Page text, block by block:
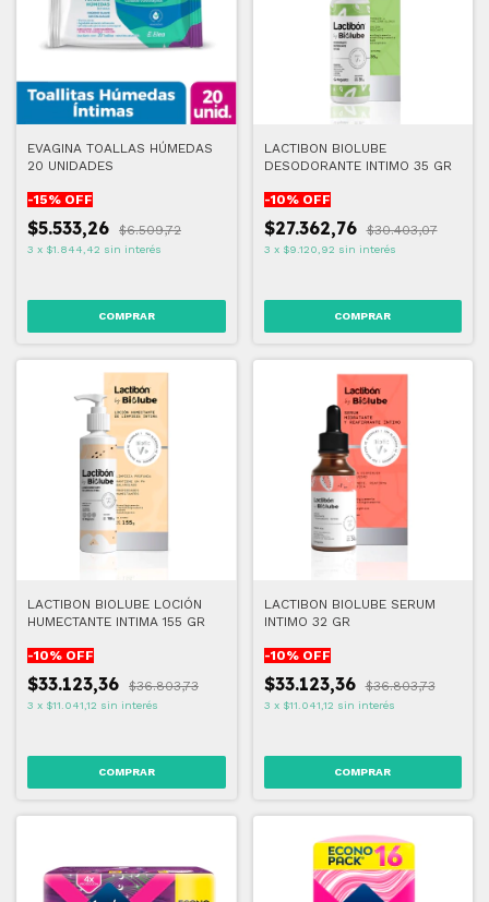
EVAGINA TOALLAS HÚMEDAS
20 UNIDADES
-15% OFF
$5.533,26 $6.509,72
3 x $1.844,42 sin interés
LACTIBON BIOLUBE
DESODORANTE INTIMO 35 GR
-10% OFF
$27.362,76 $30.403,07
3 x $9.120,92 sin interés
LACTIBON BIOLUBE LOCIÓN
HUMECTANTE INTIMA 155 GR
-10% OFF
$33.123,36 $36.803,73
3 x $11.041,12 sin interés
LACTIBON BIOLUBE SERUM
INTIMO 32 GR
-10% OFF
$33.123,36 $36.803,73
3 x $11.041,12 sin interés